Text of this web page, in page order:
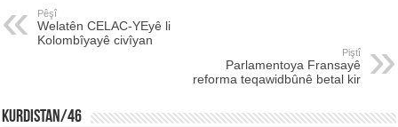
Pêşî
Welatên CELAC-YEyê li
Kolombîyayê civîyan
Piştî
Parlamentoya Fransayê
reforma teqawidbûnê betal kir
KURDISTAN/46